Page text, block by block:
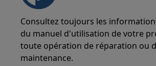
Consultez toujours les
du manuel d'utilisation de votre
toute opération de réparation ou
maintenance.